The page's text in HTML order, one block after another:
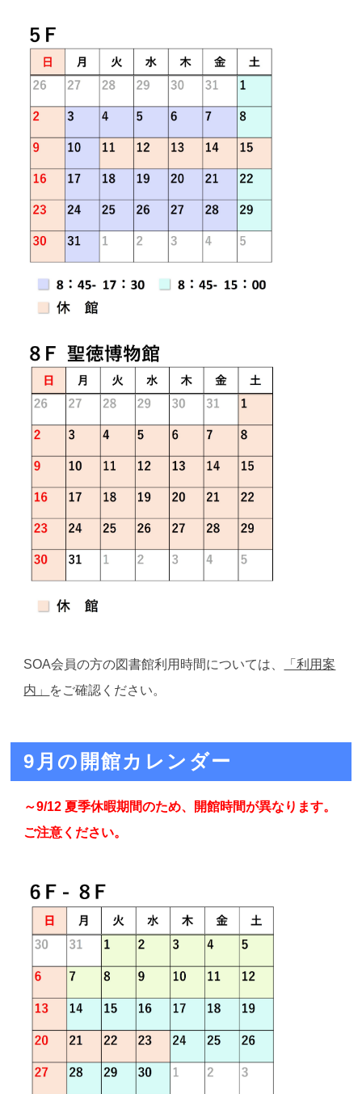
SOA会員の方の図書館利用時間については、
「利用案
内」 をご確認ください。
9月の開館カレンダー
～9/12 夏季休暇期間のため、開館時間が異なります。
ご注意ください。